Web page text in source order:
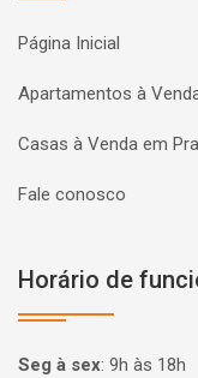
Página Inicial
Apartamentos à
Casas à Venda em
Fale conosco
Horário de
Seg à sex: 9h às 18h